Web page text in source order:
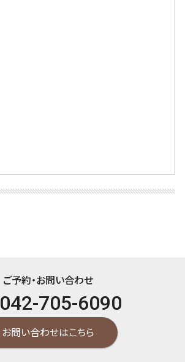
ご予約・お問い合わせ
042-705-6090
お問い合わせはこちら